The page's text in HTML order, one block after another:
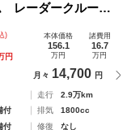
レーダークルー
ＬＥＤヘッド
オートライト オ
)
円
本体価格
156.1
万円
諸費用
16.7
万円
月々 14,700 円
走行
2.9万km
付 排気
1800cc
付 修復
なし